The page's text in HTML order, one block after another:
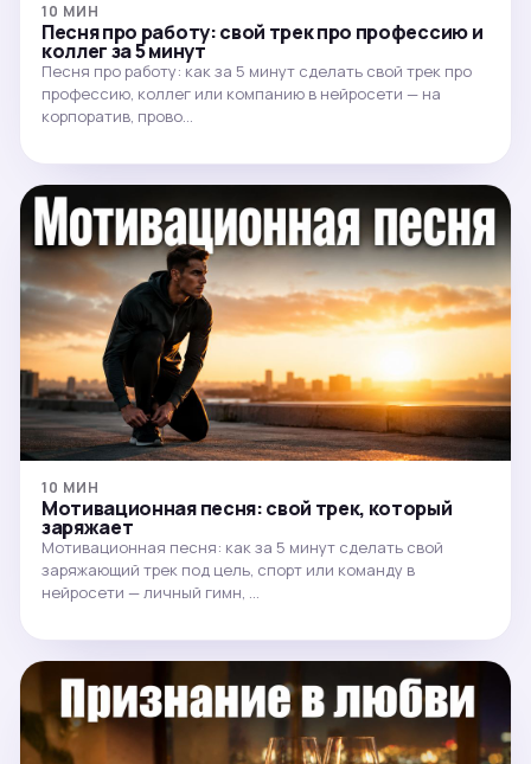
10 МИН
Песня про работу: свой трек про профессию и
коллег за 5 минут
Песня про работу: как за 5 минут сделать свой трек про
профессию, коллег или компанию в нейросети — на
корпоратив, прово…
10 МИН
Мотивационная песня: свой трек, который
заряжает
Мотивационная песня: как за 5 минут сделать свой
заряжающий трек под цель, спорт или команду в
нейросети — личный гимн, …